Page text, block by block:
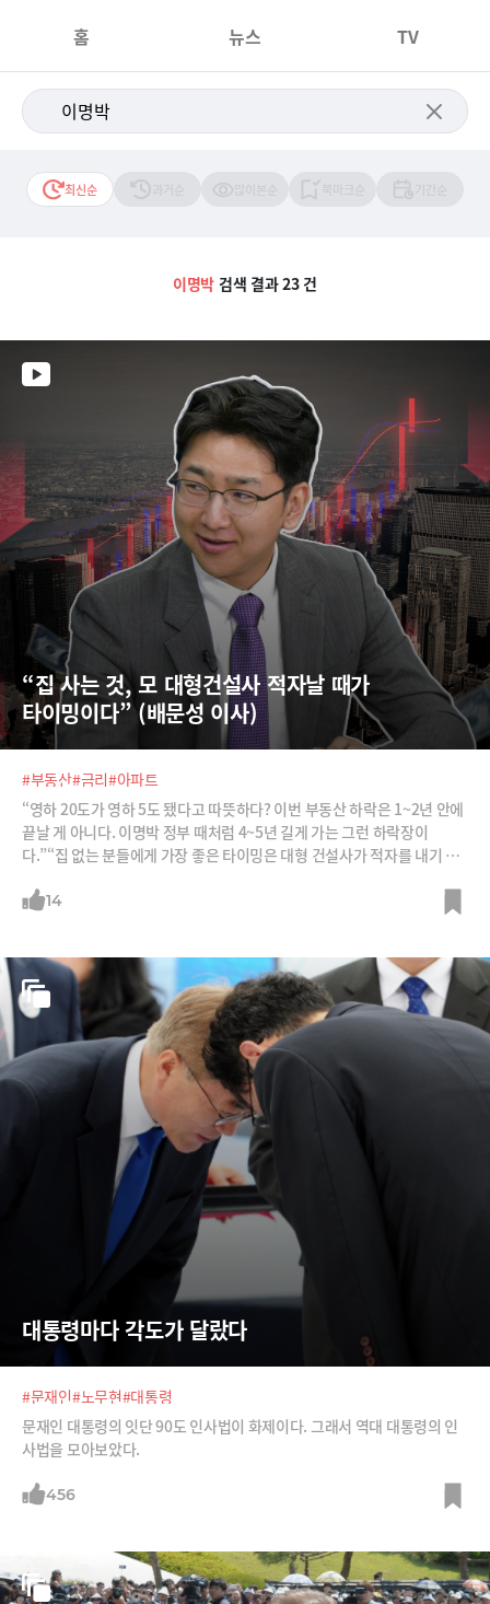
홈 뉴스 TV
최신순
이명박 검색 결과 23 건
“집 사는 것, 모 대형건설사 적자날 때가
타이밍이다” (배문성 이사)
#부동산#금리#아파트
“영하 20도가 영하 5도 됐다고 따뜻하다? 이번 부동산 하락은 1~2년 안에
끝날 게 아니다. 이명박 정부 때처럼 4~5년 길게 가는 그런 하락장이
다.”“집 없는 분들에게 가장 좋은 타이밍은 대형 건설사가 적자를 내기 시
해 가장 냉정하게 부동산 시장을 평가해 주는 배문성 애널리스트에게 듣는
14
대통령마다 각도가 달랐다
#문재인#노무현#대통령
문재인 대통령의 잇단 90도 인사법이 화제이다. 그래서 역대 대통령의 인
사법을 모아보았다.
456